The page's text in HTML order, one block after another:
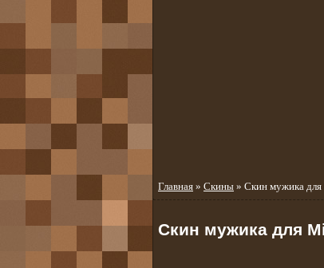
Главная » Скины » Скин мужика
Скин мужика для